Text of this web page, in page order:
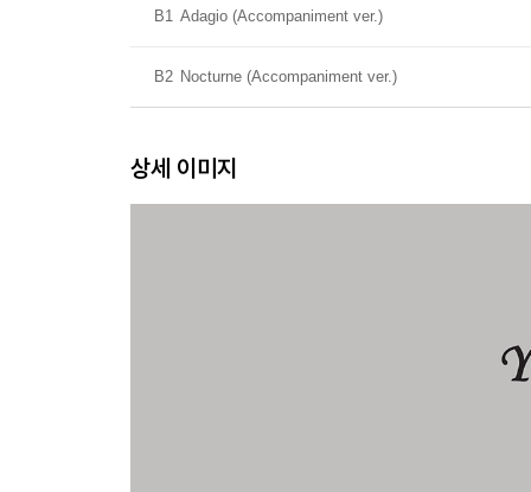
B1 Adagio (Accompaniment ver.)
B2 Nocturne (Accompaniment ver.)
상세 이미지